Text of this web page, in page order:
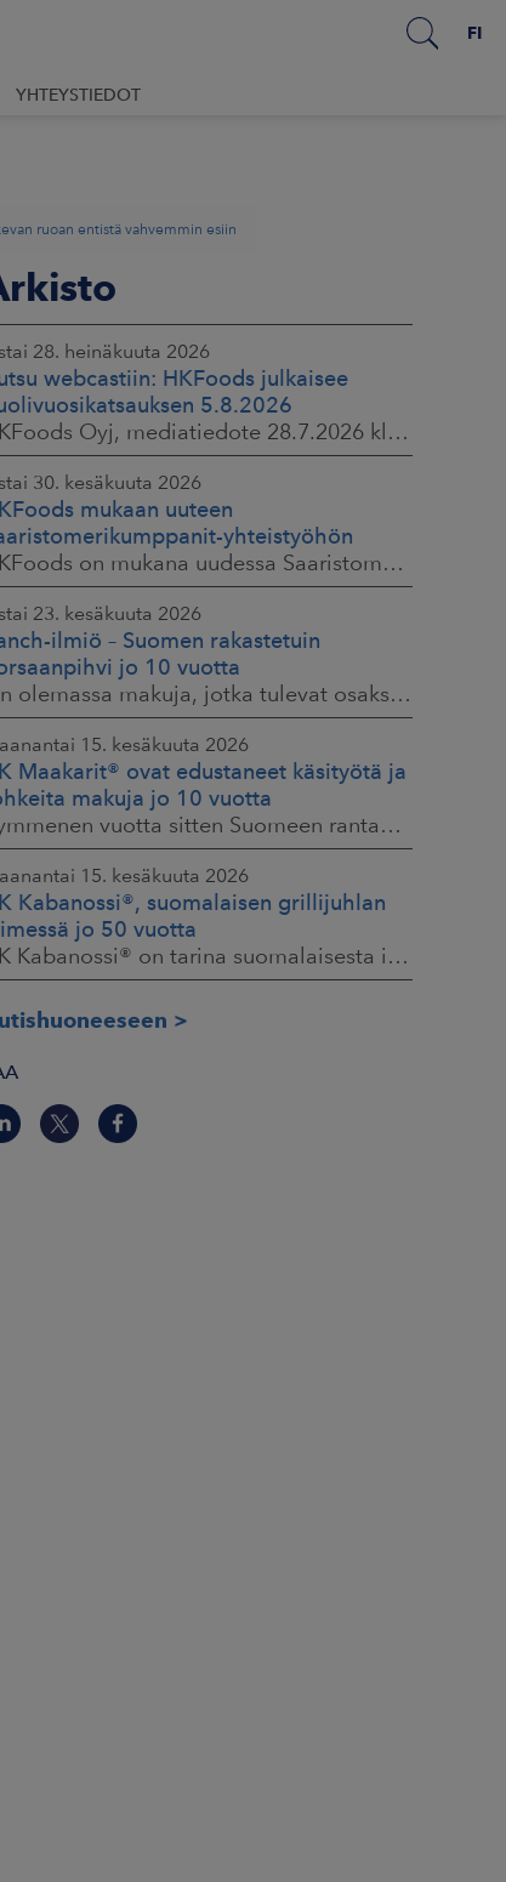
FI
YHTEYSTIEDOT
ruoan entistä vahvemmin esiin
28. heinäkuuta 2026
webcastiin: HKFoods julkaisee
5.8.2026
HKFoods Oyj, mediatiedote 28.7.2026 klo 14.00
30. kesäkuuta 2026
mukaan uuteen
yhteistyöhön
HKFoods on mukana uudessa Saaristomerikumppanit-hankkeessa, joka kokoaa yhteen elintarviketeollisuuden, kaupan, maataloustuottajat ja asiantuntijat. Tavoitteena
23. kesäkuuta 2026
ilmiö – Suomen rakastetuin
jo 10 vuotta
On olemassa makuja, jotka tulevat osaksi yhteisiä ruokahetkiä ja -muistoja. HK® Viljaporsaan fileepihvi Ranch on juuri sellainen. Klassikko, joka on hallinnut
15. kesäkuuta 2026
Maakarit® ovat edustaneet käsityötä ja
makuja jo 10 vuotta
Kymmenen vuotta sitten Suomeen rantautui uusi ilmiö: artesaanihenkisyys. Pienpanimoiden ja käsityöläistuotteiden nostaessa päätään HKFoodsilla tunnistettiin,
15. kesäkuuta 2026
Kabanossi®, suomalaisen grillijuhlan
jo 50 vuotta
HK Kabanossi® on tarina suomalaisesta intohimosta, innovaatiosta ja yhteisistä hetkistä grillin äärellä. Se on legenda, joka ei alkanut suurista strategioista,